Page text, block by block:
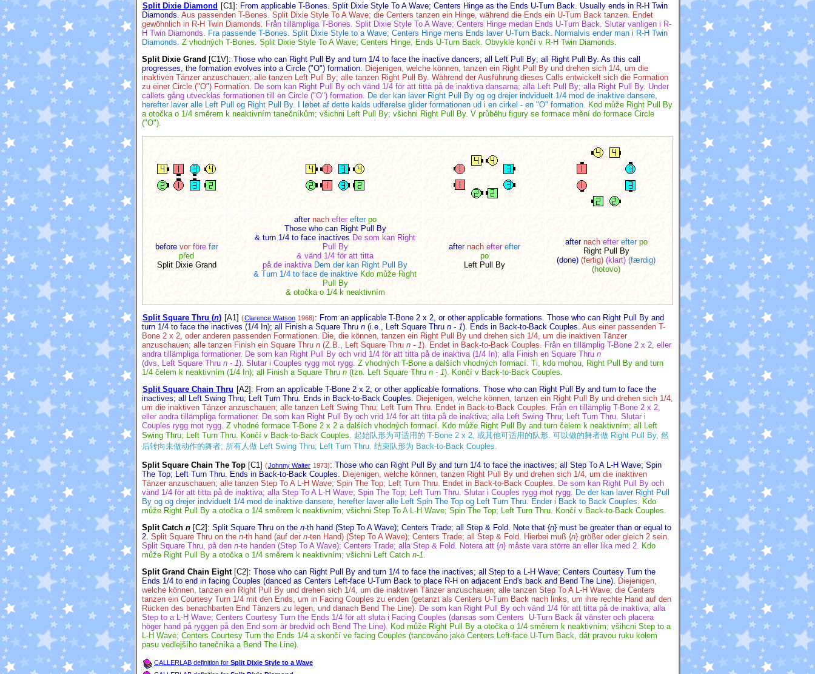
Split Dixie Diamond [C1] : From applicable T-Bones. Split Dixie Style To A Wave; Centers Hinge as the Ends U-Turn Back. Usually ends in R-H Twin
Diamonds. Aus passenden T-Bones. Split Dixie Style To A Wave; die Centers tanzen ein Hinge, während die Ends ein U-Turn Back tanzen. Endet
gewöhnlich in R-H Twin Diamonds.
Från tillämpliga T-Bones. Split Dixie Style To A Wave; Centers Hinge medan Ends U-Turn Back. Slutar vanligen i R-
H Twin Diamonds.
Fra passende T-Bones. Split Dixie Style to a Wave; Centers Hinge mens Ends laver U-Turn Back. Normalvis ender man i R-H Twin
Diamonds. Z vhodných T-Bones. Split Dixie Style To A Wave; Centers Hinge, Ends U-Turn Back. Obvykle končí v R-H Twin Diamonds.
Split Dixie Grand [C1V] : Those who can Right Pull By and turn 1/4 to face the inactive dancers; all Left Pull By; all Right Pull By. As this call
progresses, the formation evolves into a Circle ("O") formation. Diejenigen, welche können, tanzen ein Right Pull By und drehen sich 1/4, um die
inaktiven Tänzer anzuschauen; alle tanzen Left Pull By; alle tanzen Right Pull By. Während der Ausführung dieses Calls entwickelt sich die Formation
zu einer Circle ("O") Formation. De som kan Right Pull By och vänd 1/4 för att titta på de inaktiva dansarna; alla Left Pull By; alla Right Pull By. Under
callets gång utvecklas formationen till en Circle ("O") formation. De der kan laver Right Pull By og og drejer indviduelt 1/4 mod de inaktive dansere,
herefter laver alle Left Pull og Right Pull By. I løbet af dette kalds udførelse glider formationen ud i en cirkel - en "O" formation. Kod může Right Pull By
a otočka o 1/4 směrem k neaktivním tanečníkům; všichni Left Pull By; všichni Right Pull By. V průběhu figury se formace mění do formace Circle
("O").
before vor före før
před
Split Dixie Grand
after nach efter efter po
Those who can Right Pull By
& turn 1/4 to face inactives De som kan Right
Pull By
& vänd 1/4 för att titta
på de inaktiva Dem der kan Right Pull By
& Turn 1/4 to face de inaktive Kdo může Right
Pull By
& otočka o 1/4 k neaktivním
after nach efter efter
po
Left Pull By
after nach efter efter po
Right Pull By
(done) (fertig) (klart) (færdig)
(hotovo)
Split Square Thru (n) [A1] (Clarence Watson 1968): From an applicable T-Bone 2 x 2, or other applicable formations. Those who can Right Pull By and
turn 1/4 to face the inactives (1/4 In); all Finish a Square Thru n (i.e., Left Square Thru n - 1). Ends in Back-to-Back Couples. Aus einer passenden T-
Bone 2 x 2, oder anderen passenden Formationen. Die, die können, tanzen ein Right Pull By und drehen sich 1/4, um die inaktiven Tänzer
anzuschauen; alle tanzen Finish ein Square Thru n (Z.B., Left Square Thru n - 1). Endet in Back-to-Back Couples.
Från en tillämplig T-Bone 2 x 2, eller
andra tillämpliga formationer. De som kan Right Pull By och vrid 1/4 för att titta på de inaktiva (1/4 In); alla Finish en Square Thru n
(dvs, Left Square Thru n - 1). Slutar i Couples rygg mot rygg. Z vhodných T-Bone a dalších vhodných formací. Ti, kdo mohou, Right Pull By and turn
1/4 čelem k neaktivním (1/4 In); all Finish a Square Thru n (tzn. Left Square Thru n - 1).
Končí v Back-to-Back Couples.
Split Square Chain Thru [A2] : From an applicable T-Bone 2 x 2, or other applicable formations. Those who can Right Pull By and turn to face the
inactives; all Left Swing Thru; Left Turn Thru. Ends in Back-to-Back Couples. Diejenigen, welche können, tanzen ein Right Pull By und drehen sich 1/4,
um die inaktiven Tänzer anzuschauen; alle tanzen Left Swing Thru; Left Turn Thru. Endet in Back-to-Back Couples. Från en tillämplig T-Bone 2 x 2,
eller andra tillämpliga formationer. De som kan Right Pull By och vrid 1/4 för att titta på de inaktiva; alla Left Swing Thru; Left Turn Thru. Slutar i
Couples rygg mot rygg. Z vhodné formace T-Bone 2 x 2 a dalších vhodných formací. Kdo může Right Pull By and turn čelem k neaktivním; all Left
Swing Thru; Left Turn Thru. Končí v Back-to-Back Couples. 起始队形为可适用的 T-Bone 2 x 2, 或其他可适用的队形. 可以做的舞者做 Right Pull By, 然
后转向未做动作的舞者; 所有人做 Left Swing Thru; Left Turn Thru. 结束队形为 Back-to-Back Couples.
Split Square Chain The Top [C1] (Johnny Walter 1973): Those who can Right Pull By and turn 1/4 to face the inactives; all Step To A L-H Wave; Spin
The Top; Left Turn Thru. Ends in Back-to-Back Couples.
Diejenigen, welche können, tanzen Right Pull By und drehen sich 1/4, um die inaktiven
Tänzer anzuschauen; alle tanzen Step To A L-H Wave; Spin The Top; Left Turn Thru. Endet in Back-to-Back Couples.
De som kan Right Pull By och
vänd 1/4 för att titta på de inaktiva; alla Step To A L-H Wave; Spin The Top; Left Turn Thru. Slutar i Couples rygg mot rygg. De der kan laver Right Pull
By og og drejer indviduelt 1/4 mod de inaktive dansere, herefter laver alle Left Spin The Top og Left Turn Thru. Ender i Back to Back Couples.
Kdo
může Right Pull By a otočka o 1/4 směrem k neaktivním; všichni Step To A L-H Wave; Spin The Top; Left Turn Thru. Končí v Back-to-Back Couples.
Split Catch n [C2] : Split Square Thru on the n-th hand (Step To A Wave); Centers Trade; all Step & Fold. Note that {n} must be greater than or equal to
2. Split Square Thru on the n-th hand (auf der n-ten Hand) (Step To A Wave); Centers Trade; all Step & Fold. Hierbei muß {n} größer oder gleich 2 sein.
Split Square Thru, på den n-te handen (Step To A Wave); Centers Trade; alla Step & Fold. Notera att {n} måste vara större än eller lika med 2.
Kdo
může Right Pull By a otočka o 1/4 směrem k neaktivním; všichni Left Catch n-1
Split Grand Chain Eight [C2] : Those who can Right Pull By and turn 1/4 to face the inactives; all Step to a L-H Wave; Centers Courtesy Turn the
Ends 1/4 to end in facing Couples (danced as Centers Left-face U-Turn Back to place R-H on adjacent End's back and Bend The Line). Diejenigen,
welche können, tanzen ein Right Pull By und drehen sich 1/4, um die inaktiven Tänzer anzuschauen; alle tanzen Step To A L-H Wave; die Centers
tanzen ein Courtesy Turn 1/4 mit den Ends, um in Facing Couples zu enden (getanzt als Centers U-Turn Back nach links, um ihre rechte Hand auf den
Rücken des benachbarten End Tänzers zu legen, und danach Bend The Line). De som kan Right Pull By och vänd 1/4 för att titta på de inaktiva; alla
Step to a L-H Wave; Centers Courtesy Turn the Ends 1/4 för att sluta i Facing Couples (dansas som Centers U-Turn Back åt vänster och placera
höger hand på ryggen på den End som är bredvid och Bend The Line). Kod může Right Pull By a otočka o 1/4 směrem k neaktivním; všihcni Step to a
L-H Wave; Centers Courtesy Turn the Ends 1/4 a skončí ve facing Couples (tancováno jako Centers Left-face U-Turn Back, dát pravou ruku kolem
pasu vedlejšího tanečníka a Bend The Line).
CALLERLAB definition for Split Dixie Style to a Wave